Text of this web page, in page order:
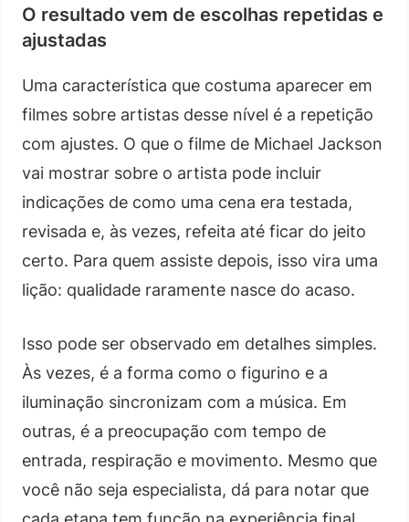
O resultado vem de escolhas repetidas e
ajustadas
Uma característica que costuma aparecer em
filmes sobre artistas desse nível é a repetição
com ajustes. O que o filme de Michael Jackson
vai mostrar sobre o artista pode incluir
indicações de como uma cena era testada,
revisada e, às vezes, refeita até ficar do jeito
certo. Para quem assiste depois, isso vira uma
lição: qualidade raramente nasce do acaso.
Isso pode ser observado em detalhes simples.
Às vezes, é a forma como o figurino e a
iluminação sincronizam com a música. Em
outras, é a preocupação com tempo de
entrada, respiração e movimento. Mesmo que
você não seja especialista, dá para notar que